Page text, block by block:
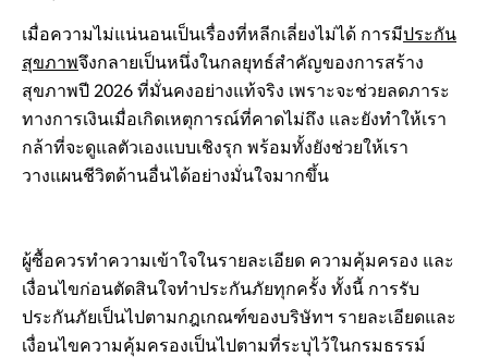
เมื่อความไม่แน่นอนเป็นเรื่องที่หลีกเลี่ยงไม่ได้ การมีประกัน
สุขภาพจึงกลายเป็นหนึ่งในกลยุทธ์สำคัญของการสร้าง
สุขภาพปี 2026 ที่มั่นคงอย่างแท้จริง เพราะจะช่วยลดภาระ
ทางการเงินเมื่อเกิดเหตุการณ์ที่คาดไม่ถึง และยังทำให้เรา
กล้าที่จะดูแลตัวเองแบบเชิงรุก พร้อมทั้งยังช่วยให้เรา
วางแผนชีวิตด้านอื่นได้อย่างมั่นใจมากขึ้น
ผู้ซื้อควรทำความเข้าใจในรายละเอียด ความคุ้มครอง และ
เงื่อนไขก่อนตัดสินใจทำประกันภัยทุกครั้ง ทั้งนี้ การรับ
ประกันภัยเป็นไปตามกฎเกณฑ์ของบริษัทฯ รายละเอียดและ
เงื่อนไขความคุ้มครองเป็นไปตามที่ระบุไว้ในกรมธรรม์